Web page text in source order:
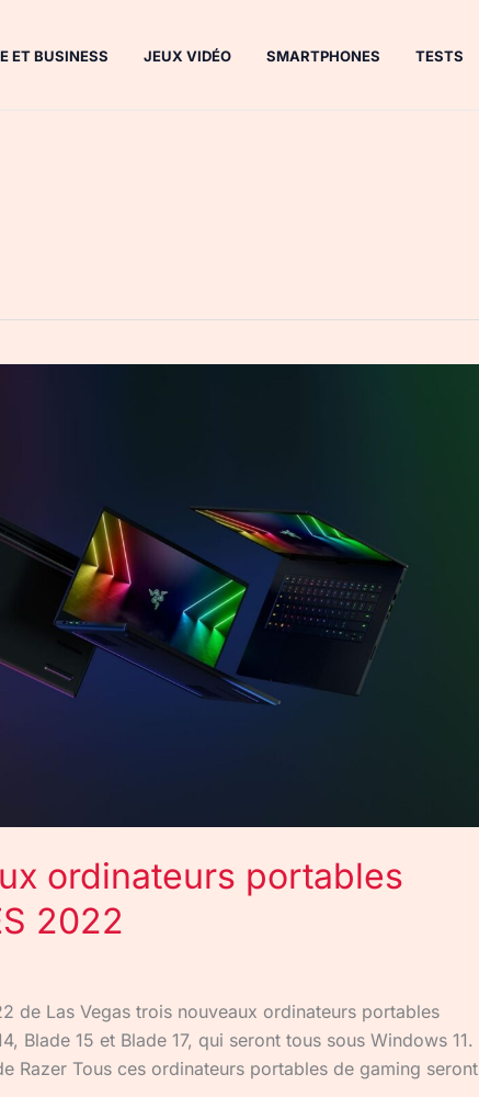
ET BUSINESS JEUX VIDÉO SMARTPHONES TESTS
ordinateurs portables
2022
de Las Vegas trois nouveaux ordinateurs portables
Blade 15 et Blade 17, qui seront tous sous Windows 11.
Razer Tous ces ordinateurs portables de gaming seront